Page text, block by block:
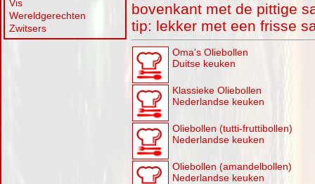
Vis
Wereldgerechten
Zwitsers
bovenkant met de pittige
tip: lekker met een frisse
Oma's Oliebollen
Duitse keuken
Klassieke Oliebollen
Nederlandse keuken
Oliebollen (tutti-fruttibollen)
Nederlandse keuken
Oliebollen (amandelbollen)
Nederlandse keuken